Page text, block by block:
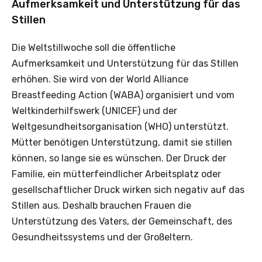
Aufmerksamkeit und Unterstützung für das
Stillen
Die Weltstillwoche soll die öffentliche
Aufmerksamkeit und Unterstützung für das Stillen
erhöhen. Sie wird von der World Alliance
Breastfeeding Action (WABA) organisiert und vom
Weltkinderhilfswerk (UNICEF) und der
Weltgesundheitsorganisation (WHO) unterstützt.
Mütter benötigen Unterstützung, damit sie stillen
können, so lange sie es wünschen. Der Druck der
Familie, ein mütterfeindlicher Arbeitsplatz oder
gesellschaftlicher Druck wirken sich negativ auf das
Stillen aus. Deshalb brauchen Frauen die
Unterstützung des Vaters, der Gemeinschaft, des
Gesundheitssystems und der Großeltern.